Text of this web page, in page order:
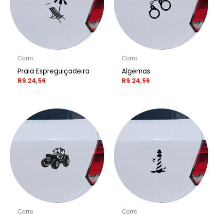
Carro
Praia Espreguiçadeira
R$ 24,56
Carro
Algemas
R$ 24,56
Carro Carro